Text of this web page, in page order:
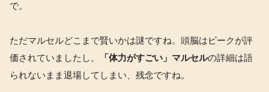
で。
ただマルセルどこまで賢いかは謎ですね。頭脳はピークが評
価されていましたし。
「体力がすごい」マルセルの詳細は語
られないまま退場してしまい、残念ですね。